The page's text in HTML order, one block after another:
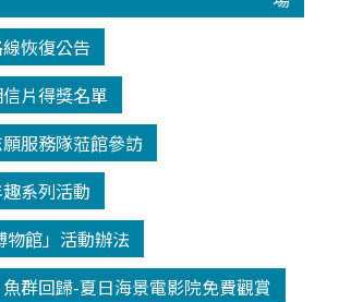
恢復公告
片得獎名單
服務隊蒞館參訪
系列活動
物館」活動辦法
魚群回歸-夏日海景電影院免費觀賞